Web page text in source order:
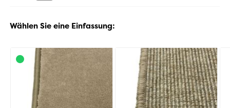
Wählen Sie eine Einfassung: